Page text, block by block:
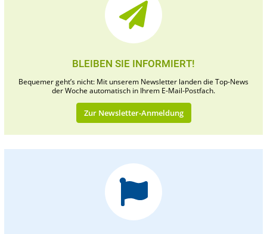
BLEIBEN SIE INFORMIERT!
Bequemer geht’s nicht: Mit unserem Newsletter landen die Top-News
der Woche automatisch in Ihrem E-Mail-Postfach.
Zur Newsletter-Anmeldung